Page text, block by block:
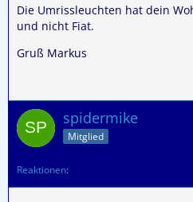
Die Umrissleuchten hat dein
und nicht Fiat.
Gruß Markus
spidermike
Mitglied
Reaktionen